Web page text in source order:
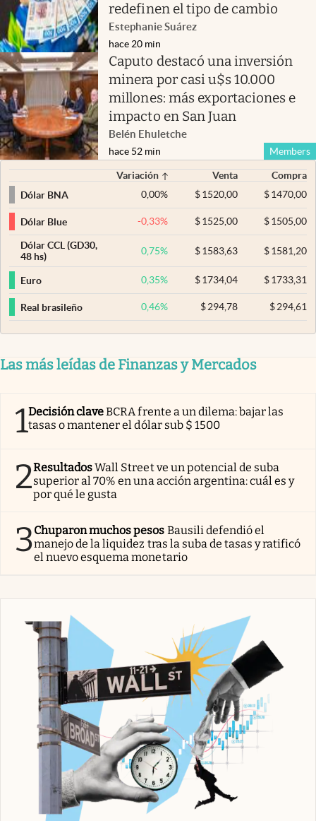
redefinen el tipo de cambio
Estephanie Suárez
hace 20 min
Caputo destacó una inversión
minera por casi u$s 10.000
millones: más exportaciones e
impacto en San Juan
Belén Ehuletche
Members
hace 52 min
Variación Venta
Compra
Dólar BNA
0,00% $ 1520,00 $1470,00
Dólar Blue -0,33% $ 1525,00 $1505,00
Dólar CCL (GD30,
48 hs)
0,75% $ 1583,63 $1581,20
Euro 0,35% $ 1734,04 $1733,31
Real brasileño 0,46% $294,78 $294,61
Las más leídas de Finanzas y Mercados
1Decisión claveBCRA frente a un dilema: bajar las
tasas o mantener el dólar sub $ 1500
2ResultadosWall Street ve un potencial de suba
superior al 70% en una acción argentina: cuál es y
por qué le gusta
3Chuparon muchos pesos Bausili defendió el
manejo de la liquidez tras la suba de tasas y ratificó
el nuevo esquema monetario